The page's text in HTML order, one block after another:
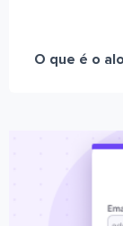
O que é o